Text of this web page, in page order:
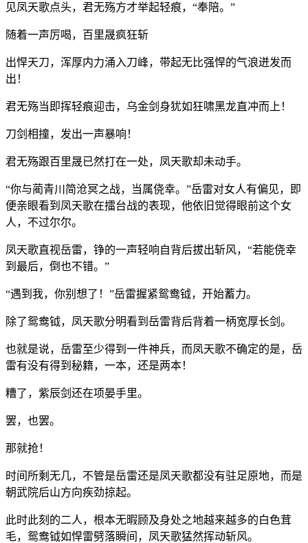
见凤天歌点头，君无殇方才举起轻痕，“奉陪。”
随着一声厉喝，百里晟疯狂斩
出悍天刀，浑厚内力涌入刀峰，带起无比强悍的气浪迸发而
出！
君无殇当即挥轻痕迎击，乌金剑身犹如狂啸黑龙直冲而上！
刀剑相撞，发出一声暴响！
君无殇跟百里晟已然打在一处，凤天歌却未动手。
“你与蔺青川简沧冥之战，当属侥幸。”岳雷对女人有偏见，即
便亲眼看到凤天歌在擂台战的表现，他依旧觉得眼前这个女
人，不过尔尔。
凤天歌直视岳雷，铮的一声轻响自背后拔出斩风，“若能侥幸
到最后，倒也不错。”
“遇到我，你别想了！”岳雷握紧鸳鸯钺，开始蓄力。
除了鸳鸯钺，凤天歌分明看到岳雷背后背着一柄宽厚长剑。
也就是说，岳雷至少得到一件神兵，而凤天歌不确定的是，岳
雷有没有得到秘籍，一本，还是两本！
糟了，紫辰剑还在项晏手里。
罢，也罢。
那就抢！
时间所剩无几，不管是岳雷还是凤天歌都没有驻足原地，而是
朝武院后山方向疾劲掠起。
此时此刻的二人，根本无暇顾及身处之地越来越多的白色茸
毛，鸳鸯钺如悍雷劈落瞬间，凤天歌猛然挥动斩风。